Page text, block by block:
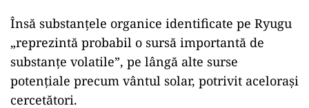
Însă substanţele organice identificate pe Ryugu
„reprezintă probabil o sursă importantă de
substanţe volatile”, pe lângă alte surse
potenţiale precum vântul solar, potrivit aceloraşi
cercetători.